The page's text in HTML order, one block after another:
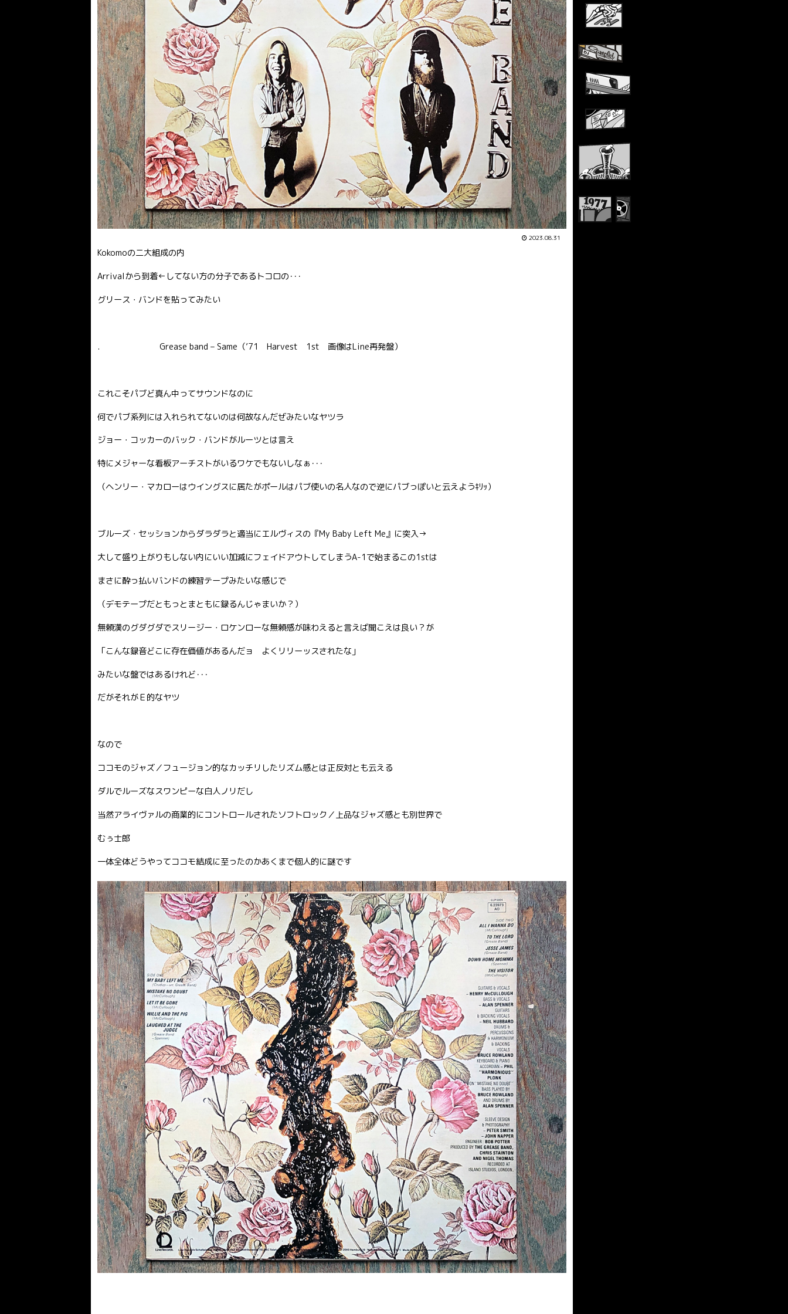
2023.08.31
Kokomoの二大組成の内
Arrivalから到着←してない方の分子であるトコロの･･･
グリース・バンドを貼ってみたい
. Grease band – Same（’71 Harvest 1st 画像はLine再発盤）
これこそパブど真ん中ってサウンドなのに
何でパブ系列には入れられてないのは何故なんだぜみたいなヤツラ
ジョー・コッカーのバック・バンドがルーツとは言え
特にメジャーな看板アーチストがいるワケでもないしなぁ･･･
（ヘンリー・マカローはウイングスに居たがポールはパブ使いの名人なので逆にパブっぽいと云えようｷﾘｯ）
ブルーズ・セッションからダラダラと適当にエルヴィスの『My Baby Left Me』に突入→
大して盛り上がりもしない内にいい加減にフェイドアウトしてしまうA-1で始まるこの1stは
まさに酔っ払いバンドの練習テープみたいな感じで
（デモテープだともっとまともに録るんじゃまいか？）
無頼漢のグダグダでスリージー・ロケンローな無頼感が味わえると言えば聞こえは良い？が
「こんな録音どこに存在価値があるんだョ よくリリーッスされたな」
みたいな盤ではあるけれど･･･
だがそれがＥ的なヤツ
なので
ココモのジャズ／フュージョン的なカッチリしたリズム感とは正反対とも云える
ダルでルーズなスワンピーな白人ノリだし
当然アライヴァルの商業的にコントロールされたソフトロック／上品なジャズ感とも別世界で
むぅ士郎
一体全体どうやってココモ結成に至ったのかあくまで個人的に謎です